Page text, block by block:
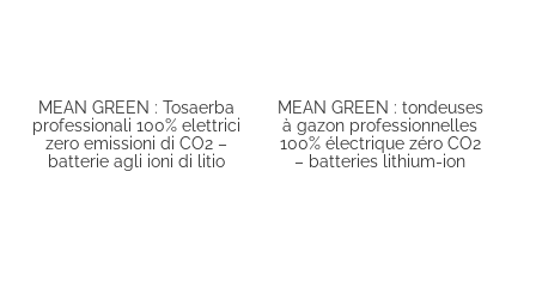
MEAN GREEN : Tosaerba
professionali 100% elettrici
zero emissioni di CO2 –
batterie agli ioni di litio
MEAN GREEN : tondeuses
à gazon professionnelles
100% électrique zéro CO2
– batteries lithium-ion